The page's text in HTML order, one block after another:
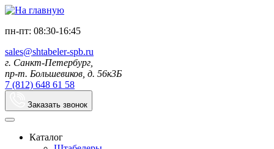
пн-пт: 08:30-16:45
sales@shtabeler-spb.ru
г. Санкт-Петербург,
пр-т. Большевиков, д. 56к3Б
7 (812) 648 61 58
Заказать звонок
Каталог